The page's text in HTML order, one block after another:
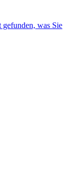
gefunden, was Sie